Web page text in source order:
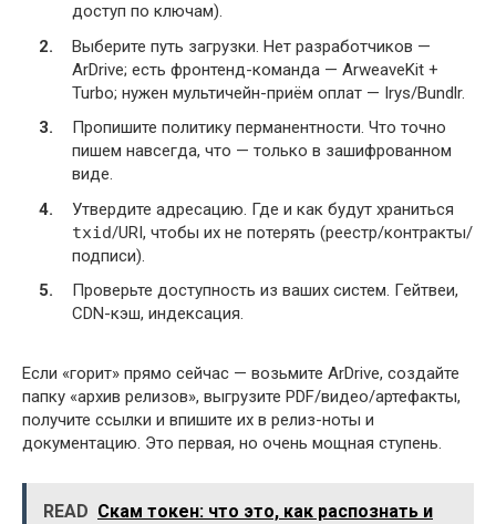
доступ по ключам).
Выберите путь загрузки. Нет разработчиков —
ArDrive; есть фронтенд-команда — ArweaveKit +
Turbo; нужен мультичейн-приём оплат — Irys/Bundlr.
Пропишите политику перманентности. Что точно
пишем навсегда, что — только в зашифрованном
виде.
Утвердите адресацию. Где и как будут храниться
txid/URI, чтобы их не потерять (реестр/контракты/
подписи).
Проверьте доступность из ваших систем. Гейтвеи,
CDN-кэш, индексация.
Если «горит» прямо сейчас — возьмите ArDrive, создайте
папку «архив релизов», выгрузите PDF/видео/артефакты,
получите ссылки и впишите их в релиз-ноты и
документацию. Это первая, но очень мощная ступень.
READ Скам токен: что это, как распознать и